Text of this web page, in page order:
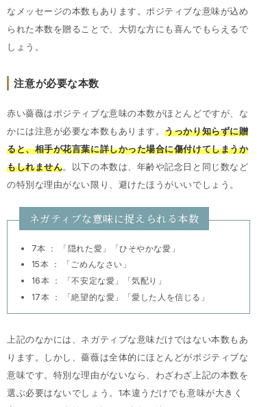
なメッセージの本数もあります。ポジティブな意味が込め
られた本数を贈ることで、大切な方にも喜んでもらえるで
しょう。
注意が必要な本数
赤い薔薇はポジティブな意味の本数がほとんどですが、な
かには注意が必要な本数もあります。うっかり知らずに贈
ると、相手が花言葉に詳しかった場合に傷付けてしまうか
もしれません。以下の本数は、年齢や記念日と同じ数など
の特別な理由がない限り、避けたほうがいいでしょう。
ネガティブな意味に捉えられる本数
7本 ： 「隠れた愛」「ひそやかな愛」
15本 ： 「ごめんなさい」
16本 ： 「不安定な愛」「気配り」
17本 ： 「絶望的な愛」「愛した人を信じる」
上記のなかには、ネガティブな意味だけではない本数もあ
ります。しかし、薔薇は全体的にほとんどがポジティブな
意味です。特別な理由がないなら、わざわざ上記の本数を
選ぶ必要はないでしょう。1本違うだけでも意味が大きく